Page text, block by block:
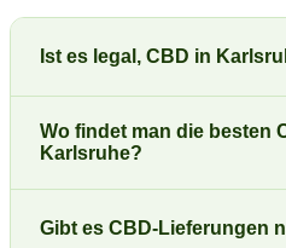
Ist es legal, CBD in
Wo findet man die besten
Karlsruhe?
Gibt es CBD-Lieferungen